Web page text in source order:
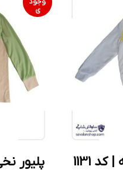
1131
وجود
ی
پلیور